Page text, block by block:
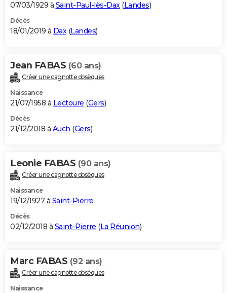
07/03/1929 à Saint-Paul-lès-Dax(Landes)
Décès
18/01/2019 à Dax(Landes)
Jean FABAS (60 ans)
Créer une cagnotte obsèques
Naissance
21/07/1958 à Lectoure (Gers)
Décès
21/12/2018 à Auch (Gers)
Leonie FABAS (90 ans)
Créer une cagnotte obsèques
Naissance
19/12/1927 à Saint-Pierre
Décès
02/12/2018 à Saint-Pierre (La Réunion)
Marc FABAS (92 ans)
Créer une cagnotte obsèques
Naissance